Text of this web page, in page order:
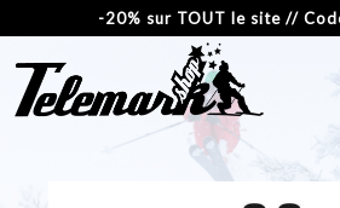
-20% sur TOUT le site //